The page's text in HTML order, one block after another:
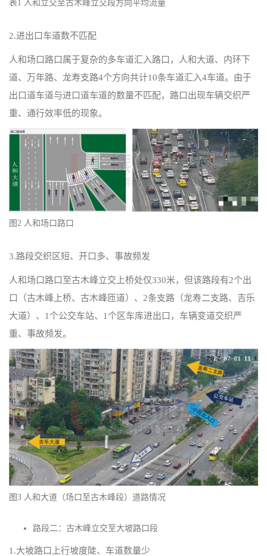
表1 人和立交至古木峰立交段方向平均流量
2.进出口车道数不匹配
人和场口路口属于复杂的多车道汇入路口，人和大道、内环下
道、万年路、龙寿支路4个方向共计10条车道汇入4车道。由于
出口道车道与进口道车道的数量不匹配，路口出现车辆交织严
重、通行效率低的现象。
图2 人和场口路口
3.路段交织区短、开口多、事故频发
人和场口路口至古木峰立交上桥处仅330米，但该路段有2个出
口（古木峰上桥、古木峰匝道）、2条支路（龙寿二支路、吉乐
大道）、1个公交车站、1个区车库进出口，车辆变道交织严
重、事故频发。
图3 人和大道（场口至古木峰段）道路情况
路段二：古木峰立交至大坡路口段
1.大坡路口上行坡度陡、车道数量少